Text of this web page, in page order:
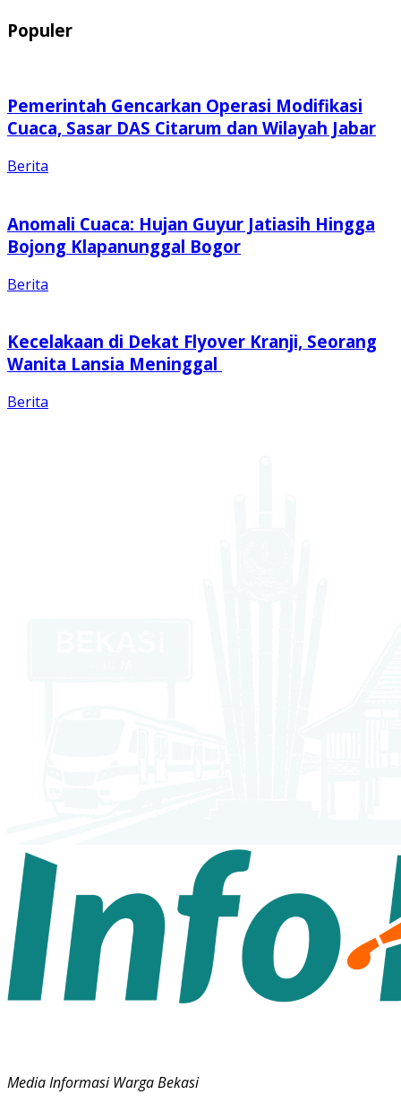
Populer
Pemerintah Gencarkan Operasi Modifikasi
Cuaca, Sasar DAS Citarum dan Wilayah Jabar
Berita
Anomali Cuaca: Hujan Guyur Jatiasih Hingga
Bojong Klapanunggal Bogor
Berita
Kecelakaan di Dekat Flyover Kranji, Seorang
Wanita Lansia Meninggal
Berita
Media Informasi Warga Bekasi